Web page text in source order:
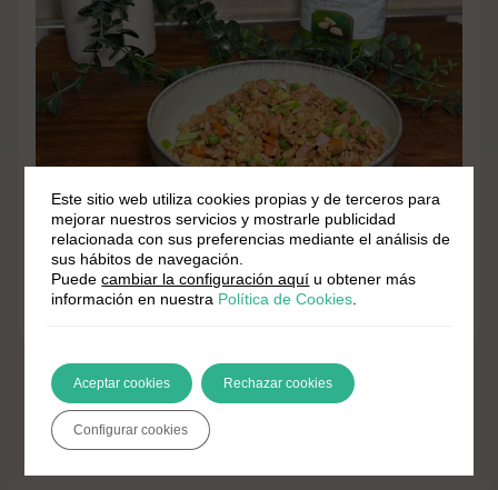
¿Aún no lo has probado?
Arroz tres delicias con gambas
Este sitio web utiliza cookies propias y de terceros para
mejorar nuestros servicios y mostrarle publicidad
relacionada con sus preferencias mediante el análisis de
sus hábitos de navegación.
Puedecambiar la configuración aquí u obtener más
información en nuestra Política de Cookies
Aceptar cookies Rechazar cookies
Configurar cookies